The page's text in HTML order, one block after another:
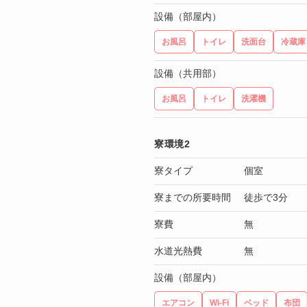
設備（部屋内）
お風呂 トイレ 洗面台 冷蔵庫
設備（共用部）
お風呂 トイレ 洗濯機
寮環境2
寮タイプ 個室
寮までの所要時間 徒歩で3分
寮費 無
水道光熱費 無
設備（部屋内）
エアコン Wi-Fi ベッド 布団